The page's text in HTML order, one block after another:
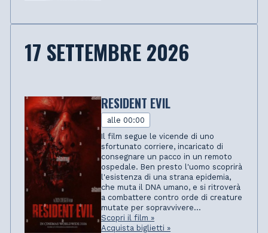
17 SETTEMBRE 2026
RESIDENT EVIL
alle 00:00
Il film segue le vicende di uno
sfortunato corriere, incaricato di
consegnare un pacco in un remoto
ospedale. Ben presto l'uomo scoprirà
l'esistenza di una strana epidemia,
che muta il DNA umano, e si ritroverà
a combattere contro orde di creature
mutate per sopravvivere...
Scopri il film »
Acquista biglietti »